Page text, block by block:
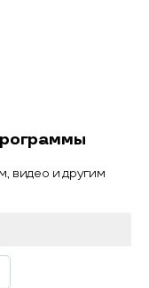
видео и другим